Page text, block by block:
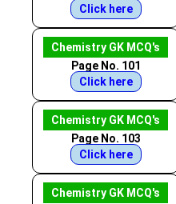
Click here
Chemistry GK MCQ's
Page No. 101
Click here
Chemistry GK MCQ's
Page No. 103
Click here
Chemistry GK MCQ's